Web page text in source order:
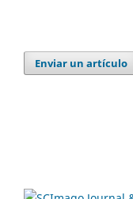
Enviar un artículo